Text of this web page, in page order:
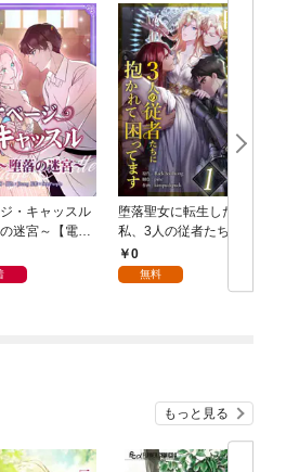
・キャッスル
迷宮～【電子
】 第1巻
堕落聖女に転生した
私、3人の従者たちに
抱かれて困ってます 第
1話
0
無料
もっと見る